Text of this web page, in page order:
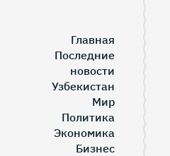
Главная
Последние
новости
Узбекистан
Мир
Политика
Экономика
Бизнес